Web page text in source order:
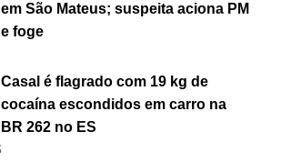
em São Mateus; suspeita aciona PM
e foge
Casal é flagrado com 19 kg de
cocaína escondidos em carro na
BR 262 no ES